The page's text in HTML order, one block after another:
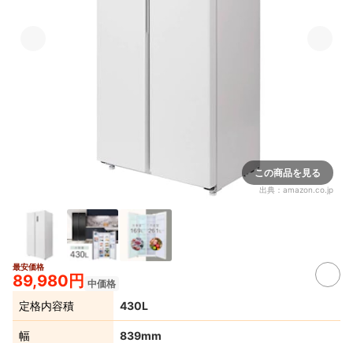
この商品を見る
出典： amazon.co.jp
最安価格
89,980円 中価格
定格内容積 430L
幅 839mm